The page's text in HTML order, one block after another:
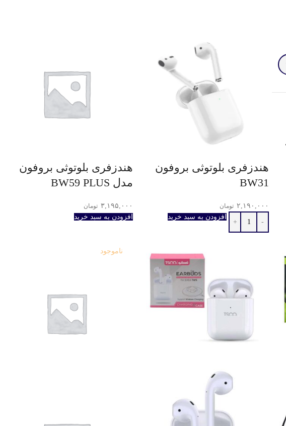
هندزفری بلوتوثی بروفون
BW31
۲,۱۹۰,۰۰۰ تومان
افزودن به سبد خرید
هندزفری بلوتوثی بروفون
مدل BW59 PLUS
۳,۱۹۵,۰۰۰ تومان
افزودن به سبد خرید
ناموجود